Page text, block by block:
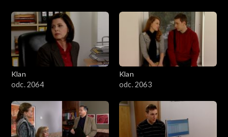
Klan
odc. 2064
Klan
odc. 2063